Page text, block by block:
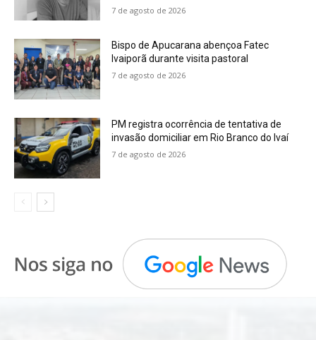
7 de agosto de 2026
Bispo de Apucarana abençoa Fatec
Ivaiporã durante visita pastoral
7 de agosto de 2026
PM registra ocorrência de tentativa de
invasão domiciliar em Rio Branco do Ivaí
7 de agosto de 2026